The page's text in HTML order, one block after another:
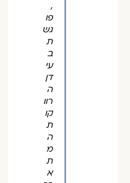
פו
גש
ת
ב
עי
דן
ה
רוו
קו
ת
ה
מ
ת
א